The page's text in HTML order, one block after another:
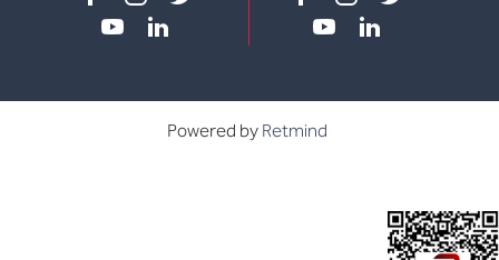
Facebook
instagram
twitter
Facebook
instagram
twitter
Powered by Retmind